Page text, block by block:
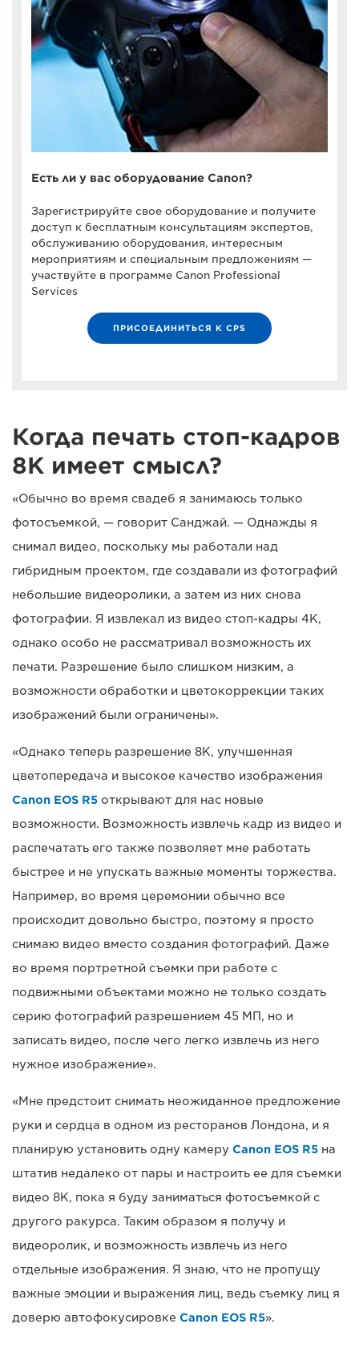
Есть ли у вас оборудование Canon?
Зарегистрируйте свое оборудование и получите
доступ к бесплатным консультациям экспертов,
обслуживанию оборудования, интересным
мероприятиям и специальным предложениям —
участвуйте в программе Canon Professional
Services
ПРИСОЕДИНИТЬСЯ К CPS
Когда печать стоп-кадров
8K имеет смысл?
«Обычно во время свадеб я занимаюсь только
фотосъемкой, — говорит Санджай. — Однажды я
снимал видео, поскольку мы работали над
гибридным проектом, где создавали из фотографий
небольшие видеоролики, а затем из них снова
фотографии. Я извлекал из видео стоп-кадры 4K,
однако особо не рассматривал возможность их
печати. Разрешение было слишком низким, а
возможности обработки и цветокоррекции таких
изображений были ограничены».
«Однако теперь разрешение 8K, улучшенная
цветопередача и высокое качество изображения
Canon EOS R5 открывают для нас новые
возможности. Возможность извлечь кадр из видео и
распечатать его также позволяет мне работать
быстрее и не упускать важные моменты торжества.
Например, во время церемонии обычно все
происходит довольно быстро, поэтому я просто
снимаю видео вместо создания фотографий. Даже
во время портретной съемки при работе с
подвижными объектами можно не только создать
серию фотографий разрешением 45 МП, но и
записать видео, после чего легко извлечь из него
нужное изображение».
«Мне предстоит снимать неожиданное предложение
руки и сердца в одном из ресторанов Лондона, и я
планирую установить одну камеру Canon EOS R5 на
штатив недалеко от пары и настроить ее для съемки
видео 8K, пока я буду заниматься фотосъемкой с
другого ракурса. Таким образом я получу и
видеоролик, и возможность извлечь из него
отдельные изображения. Я знаю, что не пропущу
важные эмоции и выражения лиц, ведь съемку лиц я
доверю автофокусировке Canon EOS R5».